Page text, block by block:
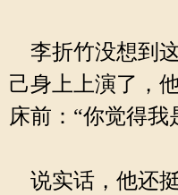
李折竹没想到
己身上上演了，
床前：“你觉得我
说实话，他还